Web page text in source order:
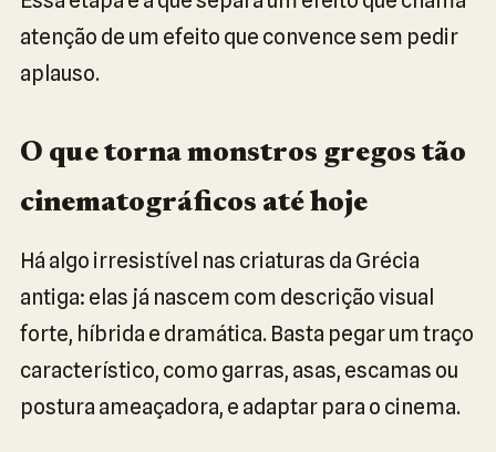
atenção de um efeito que convence sem pedir
aplauso.
O que torna monstros gregos tão
cinematográficos até hoje
Há algo irresistível nas criaturas da Grécia
antiga: elas já nascem com descrição visual
forte, híbrida e dramática. Basta pegar um traço
característico, como garras, asas, escamas ou
postura ameaçadora, e adaptar para o cinema.